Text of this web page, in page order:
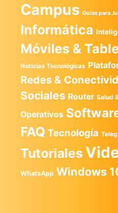
Campus Guías para
Informática
Móviles &
Noticias Tecnológicas
Redes &
Sociales Router Salud
Operativos
FAQ Tecnología
Tutoriales
WhatsApp Windows